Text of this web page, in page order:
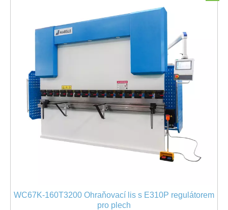
WC67K-160T3200 Ohraňovací lis s E310P regulátorem
pro plech